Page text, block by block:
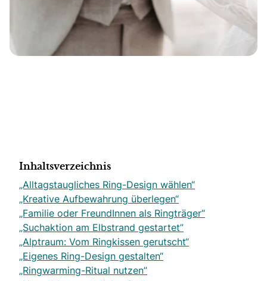
Inhaltsverzeichnis
„Alltagstaugliches Ring-Design wählen“
„Kreative Aufbewahrung überlegen“
„Familie oder FreundInnen als Ringträger“
„Suchaktion am Elbstrand gestartet”
„Alptraum: Vom Ringkissen gerutscht“
„Eigenes Ring-Design gestalten“
„Ringwarming-Ritual nutzen”